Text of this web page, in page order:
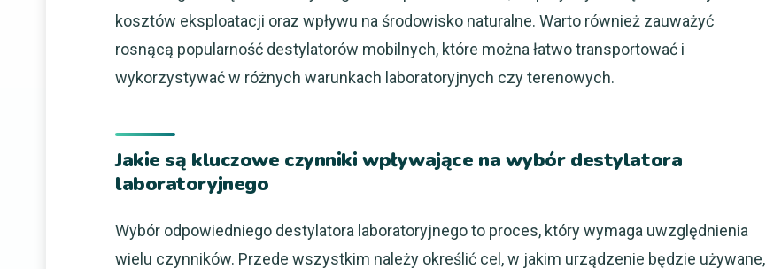
kosztów eksploatacji oraz wpływu na środowisko naturalne. Warto również zauważyć
rosnącą popularność destylatorów mobilnych, które można łatwo transportować i
wykorzystywać w różnych warunkach laboratoryjnych czy terenowych.
Jakie są kluczowe czynniki wpływające na wybór destylatora
laboratoryjnego
Wybór odpowiedniego destylatora laboratoryjnego to proces, który wymaga uwzględnienia
wielu czynników. Przede wszystkim należy określić cel, w jakim urządzenie będzie używane,